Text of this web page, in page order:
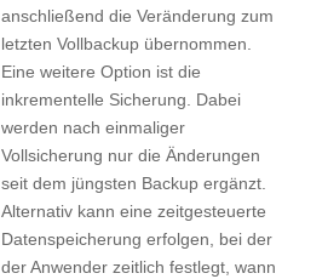
anschließend die Veränderung zum
letzten Vollbackup übernommen.
Eine weitere Option ist die
inkrementelle Sicherung. Dabei
werden nach einmaliger
Vollsicherung nur die Änderungen
seit dem jüngsten Backup ergänzt.
Alternativ kann eine zeitgesteuerte
Datenspeicherung erfolgen, bei der
der Anwender zeitlich festlegt, wann